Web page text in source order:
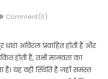
Comment(0)
अविरल प्रवाहित होती है और
होती है, तभी मानवता का
यह वही स्थिति है जहाँ समस्त